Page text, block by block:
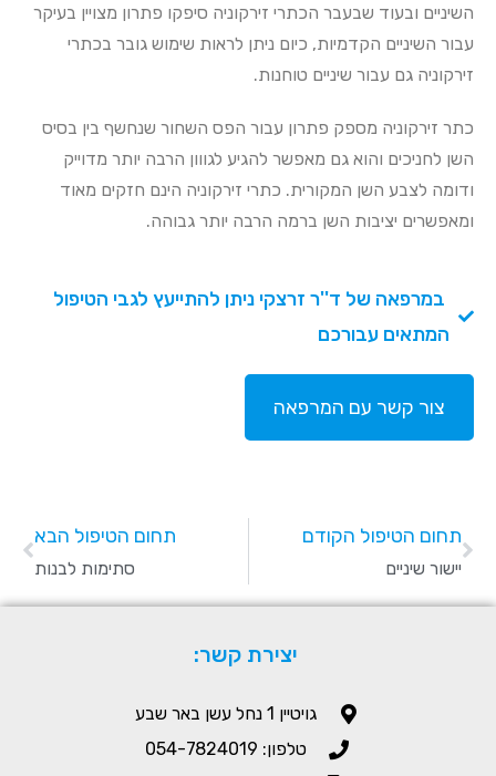
השיניים ובעוד שבעבר הכתרי זירקוניה סיפקו פתרון מצויין בעיקר
עבור השיניים הקדמיות, כיום ניתן לראות שימוש גובר בכתרי
זירקוניה גם עבור שיניים טוחנות.
כתר זירקוניה מספק פתרון עבור הפס השחור שנחשף בין בסיס
השן לחניכים והוא גם מאפשר להגיע לגווון הרבה יותר מדוייק
ודומה לצבע השן המקורית. כתרי זירקוניה הינם חזקים מאוד
ומאפשרים יציבות השן ברמה הרבה יותר גבוהה.
במרפאה של ד''ר זרצקי ניתן להתייעץ לגבי הטיפול
המתאים עבורכם
צור קשר עם המרפאה
תחום הטיפול הקודם
יישור שיניים
תחום הטיפול הבא
סתימות לבנות
יצירת קשר:
גויטיין 1 נחל עשן באר שבע
טלפון: 054-7824019